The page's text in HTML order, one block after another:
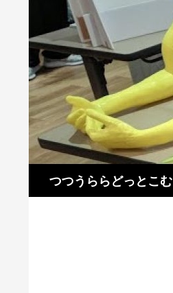
つつうららどっとこむ